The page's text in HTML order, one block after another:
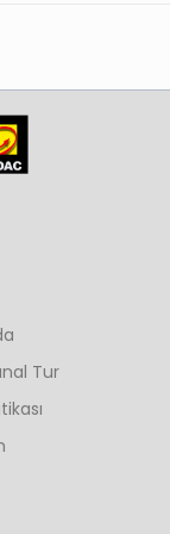
Tur